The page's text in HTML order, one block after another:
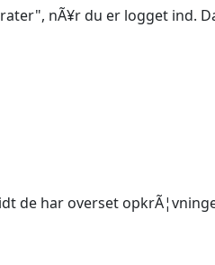
nÃ¥r du er logget ind.
de har overset